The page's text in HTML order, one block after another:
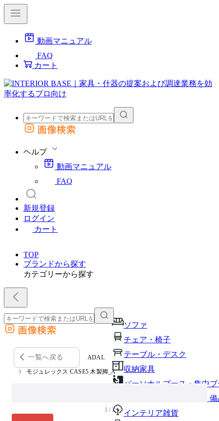
動画マニュアル
FAQ
カート
外部サイトの商品をカートに追加
画像検索
ヘルプ
動画マニュアル
FAQ
新規登録
ログイン
カート
TOP
ブランドから探す
カテゴリーから探す
ソファ
チェア・椅子
テーブル・デスク
収納家具
パーソナルブース・集中
オフィスアクセサリー・
インテリア雑貨
外部サイトの商品をカートに追加
他のサイトで見つけた商品ページのURLを貼り付けて、カートに追加できます
画像検索
一覧へ戻る ADAL
モジュレックス CASE5 木製脚_A
1 / 2